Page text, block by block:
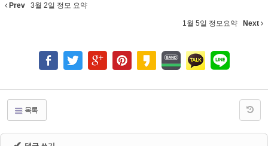
Prev 3월 2일 정모 요약
1월 5일 정모요약 Next
목록